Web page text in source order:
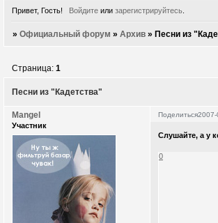
Привет, Гость! Войдитеили зарегистрируйтесь.
»Официальный форум »Архив »Песни из
Песни из "Кадетства"
Страница:1
Поделиться2007-
Mangel
Участник
Слушайте, а у
0